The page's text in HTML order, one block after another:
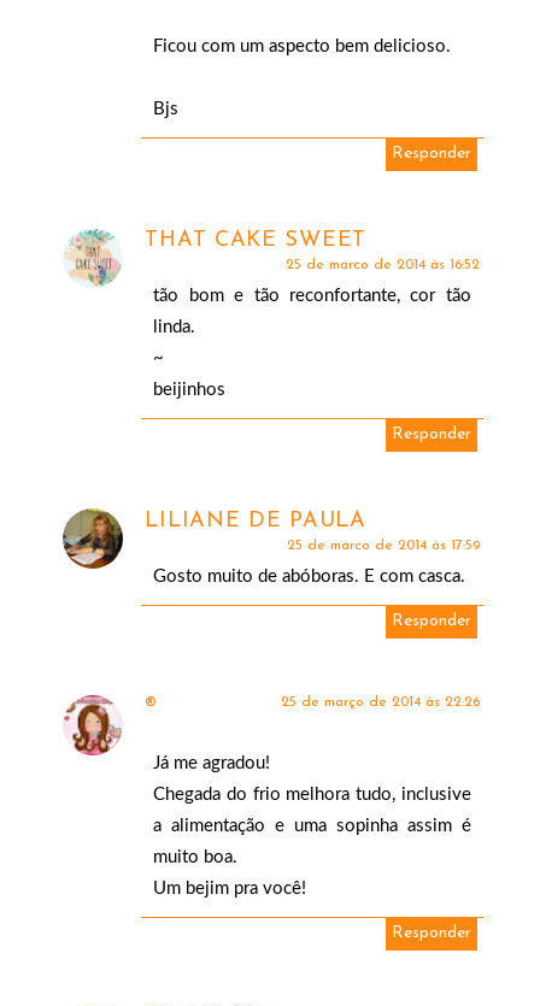
Ficou com um aspecto bem delicioso.
Bjs
Responder
THAT CAKE SWEET
25 de março de 2014 às 16:52
tão bom e tão reconfortante, cor tão
linda.
~
beijinhos
Responder
LILIANE DE PAULA
25 de março de 2014 às 17:59
Gosto muito de abóboras. E com casca.
Responder
® 25 de março de 2014 às 22:26
Já me agradou!
Chegada do frio melhora tudo, inclusive
a alimentação e uma sopinha assim é
muito boa.
Um bejim pra você!
Responder